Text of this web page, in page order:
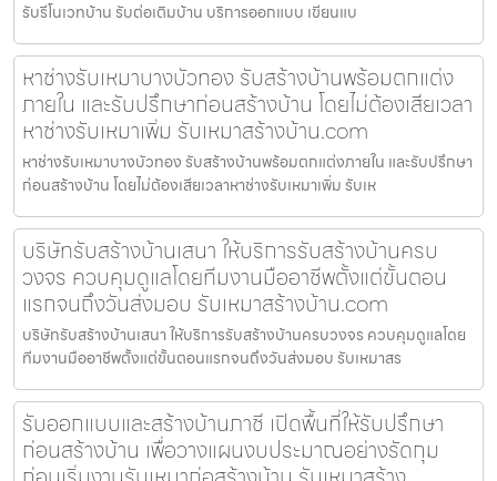
รับรีโนเวทบ้าน รับต่อเติมบ้าน บริการออกแบบ เขียนแบ
หาช่างรับเหมาบางบัวทอง รับสร้างบ้านพร้อมตกแต่ง
ภายใน และรับปรึกษาก่อนสร้างบ้าน โดยไม่ต้องเสียเวลา
หาช่างรับเหมาเพิ่ม รับเหมาสร้างบ้าน.com
หาช่างรับเหมาบางบัวทอง รับสร้างบ้านพร้อมตกแต่งภายใน และรับปรึกษา
ก่อนสร้างบ้าน โดยไม่ต้องเสียเวลาหาช่างรับเหมาเพิ่ม รับเห
บริษัทรับสร้างบ้านเสนา ให้บริการรับสร้างบ้านครบ
วงจร ควบคุมดูแลโดยทีมงานมืออาชีพตั้งแต่ขั้นตอน
แรกจนถึงวันส่งมอบ รับเหมาสร้างบ้าน.com
บริษัทรับสร้างบ้านเสนา ให้บริการรับสร้างบ้านครบวงจร ควบคุมดูแลโดย
ทีมงานมืออาชีพตั้งแต่ขั้นตอนแรกจนถึงวันส่งมอบ รับเหมาสร
รับออกแบบและสร้างบ้านภาชี เปิดพื้นที่ให้รับปรึกษา
ก่อนสร้างบ้าน เพื่อวางแผนงบประมาณอย่างรัดกุม